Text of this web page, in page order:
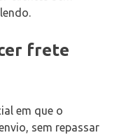
frete
em que o
sem repassar